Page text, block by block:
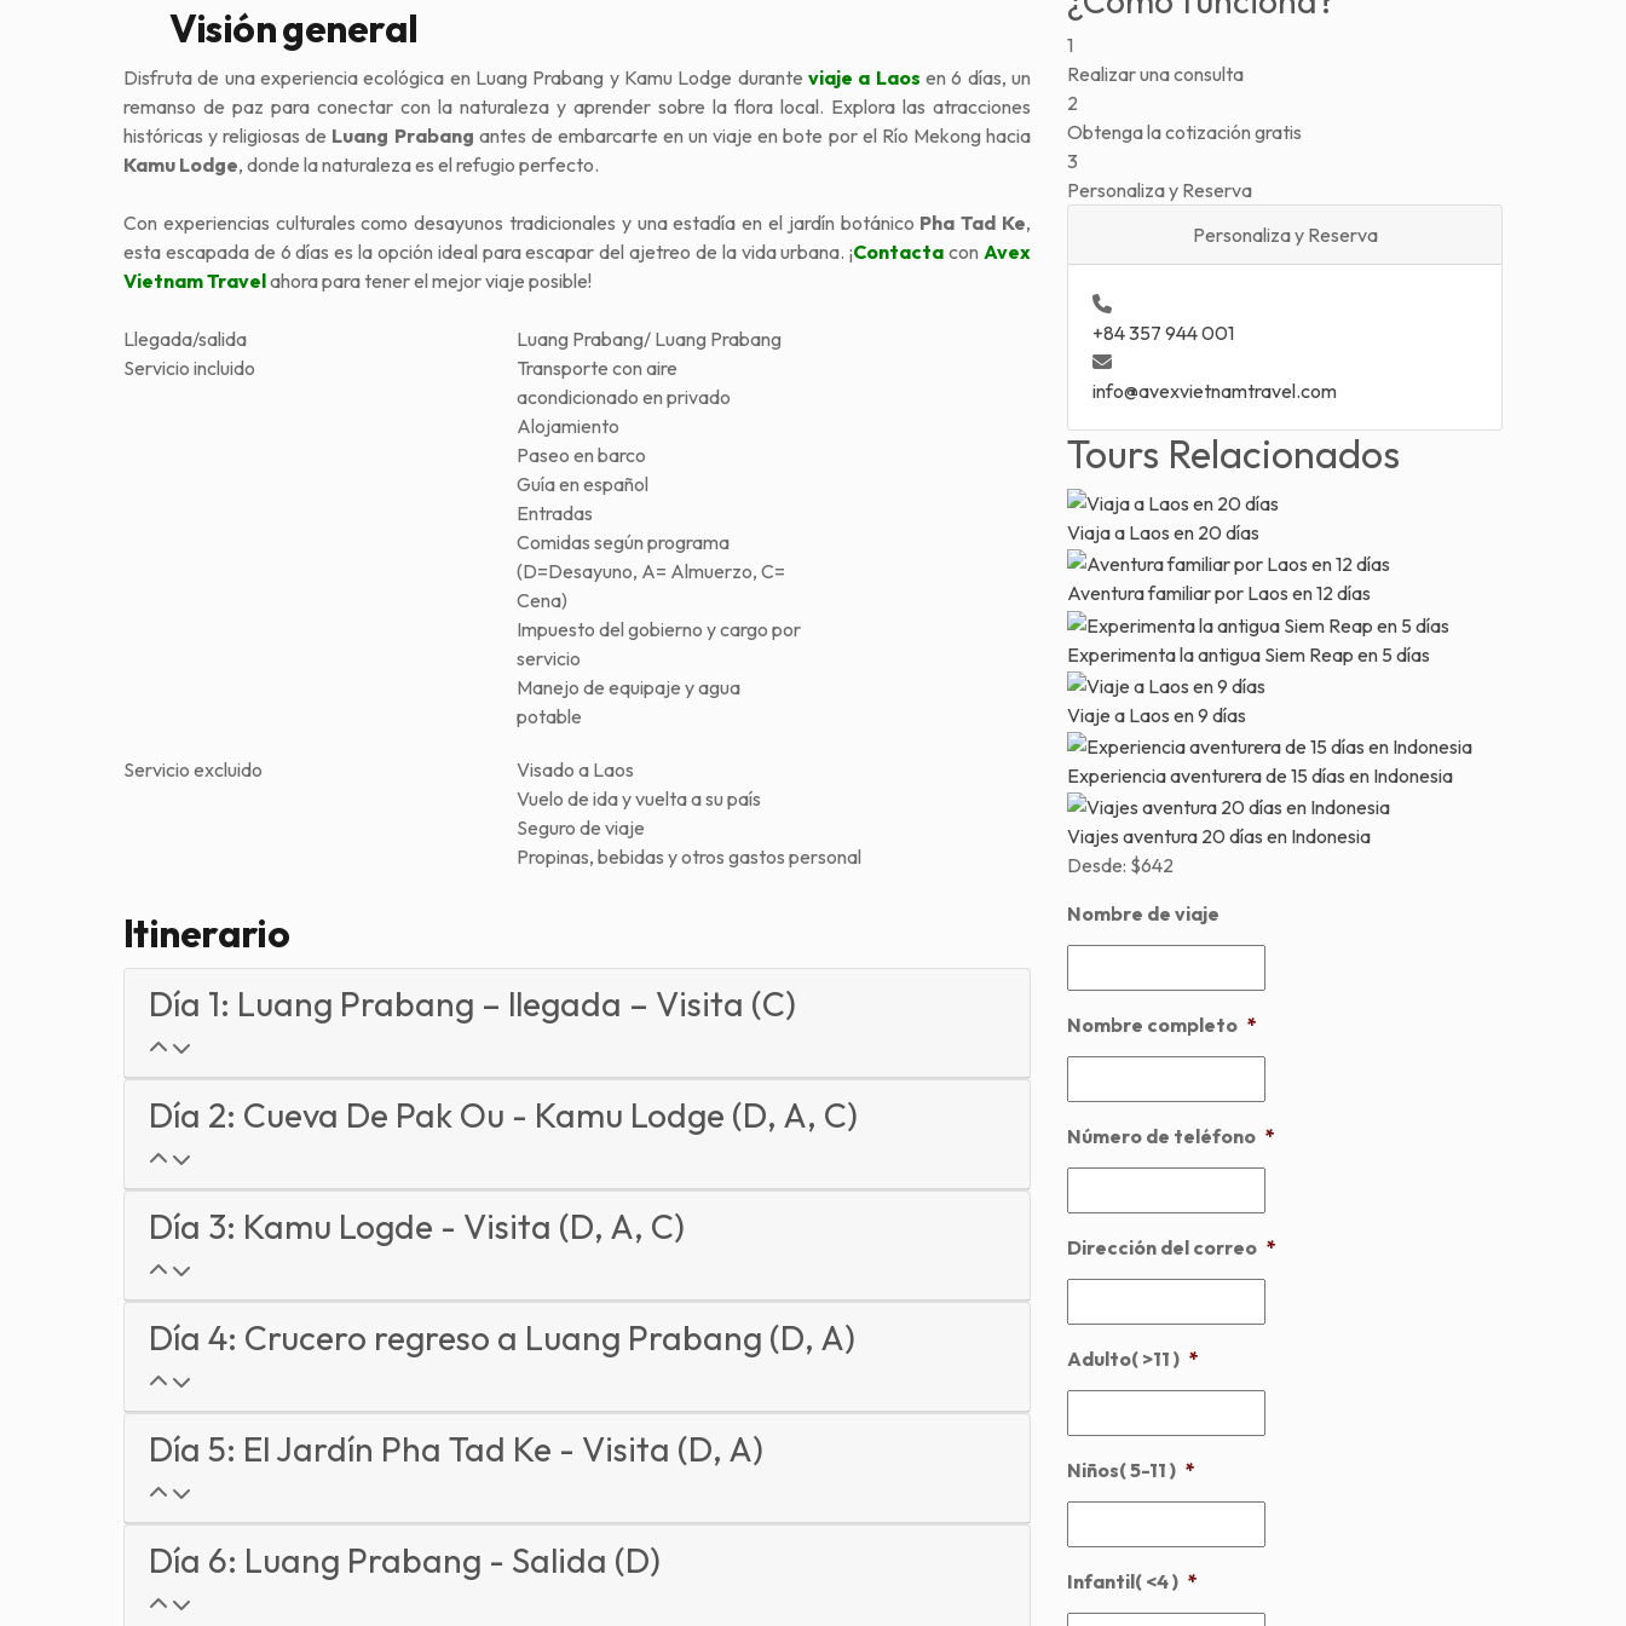
Visión general
Disfruta de una experiencia ecológica en Luang Prabang y Kamu Lodge durante viaje a Laos en 6 días, un
remanso de paz para conectar con la naturaleza y aprender sobre la flora local. Explora las atracciones
históricas y religiosas de Luang Prabang antes de embarcarte en un viaje en bote por el Río Mekong hacia
Kamu Lodge, donde la naturaleza es el refugio perfecto.
Con experiencias culturales como desayunos tradicionales y una estadía en el jardín botánico Pha Tad Ke,
esta escapada de 6 días es la opción ideal para escapar del ajetreo de la vida urbana. ¡Contacta conAvex
Vietnam Travelahora para tener el mejor viaje posible!
Llegada/salida
Luang Prabang/ Luang Prabang
Servicio incluido
Transporte con aire
acondicionado en privado
Alojamiento
Paseo en barco
Guía en español
Entradas
Comidas según programa
(D=Desayuno, A= Almuerzo, C=
Cena)
Impuesto del gobierno y cargo por
servicio
Manejo de equipaje y agua
potable
Servicio excluido
Visado a Laos
Vuelo de ida y vuelta a su país
Seguro de viaje
Propinas, bebidas y otros gastos personal
Itinerario
Día 1: Luang Prabang – llegada – Visita (C)
Día 2: Cueva De Pak Ou - Kamu Lodge (D, A, C)
Día 3: Kamu Logde - Visita (D, A, C)
Día 4: Crucero regreso a Luang Prabang (D, A)
Día 5: El Jardín Pha Tad Ke - Visita (D, A)
Día 6: Luang Prabang - Salida (D)
1
Realizar una consulta
2
Obtenga la cotización gratis
3
Personaliza y Reserva
Personaliza y Reserva
+84 357 944 001
info@avexvietnamtravel.com
Tours Relacionados
Viaja a Laos en 20 días
Aventura familiar por Laos en 12 días
Experimenta la antigua Siem Reap en 5 días
Viaje a Laos en 9 días
Experiencia aventurera de 15 días en Indonesia
Viajes aventura 20 días en Indonesia
Desde: $642
Nombre de viaje
Nombre completo *
Número de teléfono *
Dirección del correo *
Adulto( >11 ) *
Niños( 5-11 ) *
Infantil( <4 ) *